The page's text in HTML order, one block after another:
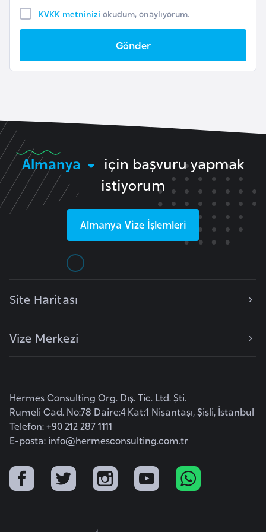
KVKK metninizi okudum, onaylıyorum.
Gönder
Almanya
için başvuru yapmak
istiyorum
Almanya Vize İşlemleri
Site Haritası
Vize Merkezi
Hermes Consulting Org. Dış. Tic. Ltd. Şti.
Rumeli Cad. No:78 Daire:4 Kat:1 Nişantaşı, Şişli, İstanbul
Telefon: +90 212 287 1111
E-posta: info@hermesconsulting.com.tr
F
a
d
Ç
e
k
i
t
e
z
a
i
r